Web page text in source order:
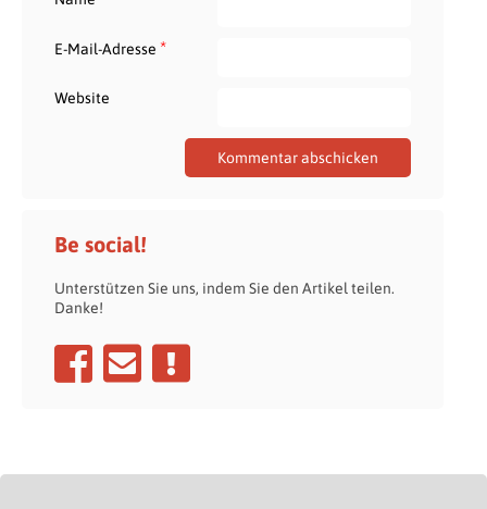
E-Mail-Adresse *
Website
Be social!
Unterstützen Sie uns, indem Sie den Artikel teilen.
Danke!